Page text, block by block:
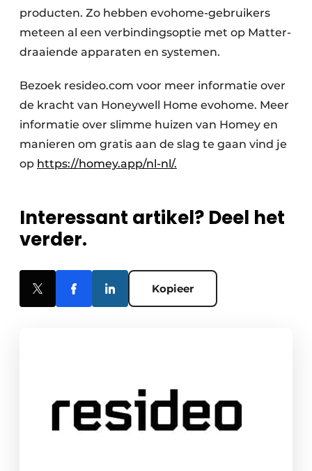
producten. Zo hebben evohome-gebruikers
meteen al een verbindingsoptie met op Matter-
draaiende apparaten en systemen.
Bezoek resideo.com voor meer informatie over
de kracht van Honeywell Home evohome. Meer
informatie over slimme huizen van Homey en
manieren om gratis aan de slag te gaan vind je
op https://homey.app/nl-nl/.
Interessant artikel? Deel het
verder.
Kopieer